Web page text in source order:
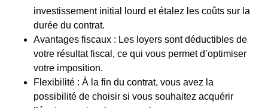
investissement initial lourd et étalez les coûts sur la
durée du contrat.
Avantages fiscaux : Les loyers sont déductibles de
votre résultat fiscal, ce qui vous permet d’optimiser
votre imposition.
Flexibilité : À la fin du contrat, vous avez la
possibilité de choisir si vous souhaitez acquérir